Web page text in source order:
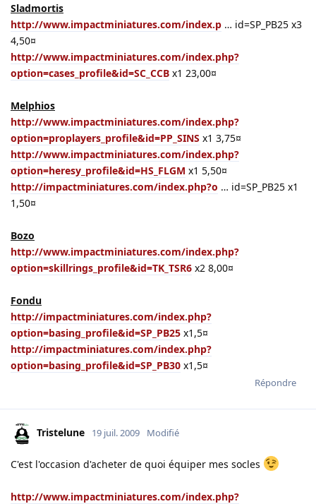
Sladmortis
http://www.impactminiatures.com/index.p … id=SP_PB25 x3
4,50¤
http://www.impactminiatures.com/index.php?
option=cases_profile&id=SC_CCB x1 23,00¤
Melphios
http://www.impactminiatures.com/index.php?
option=proplayers_profile&id=PP_SINS x1 3,75¤
http://www.impactminiatures.com/index.php?
option=heresy_profile&id=HS_FLGM x1 5,50¤
http://impactminiatures.com/index.php?o … id=SP_PB25 x1
1,50¤
Bozo
http://www.impactminiatures.com/index.php?
option=skillrings_profile&id=TK_TSR6 x2 8,00¤
Fondu
http://impactminiatures.com/index.php?
option=basing_profile&id=SP_PB25 x1,5¤
http://impactminiatures.com/index.php?
option=basing_profile&id=SP_PB30 x1,5¤
Répondre
Tristelune 19 juil. 2009 Modifié
C'est l'occasion d'acheter de quoi équiper mes socles
http://www.impactminiatures.com/index.php?